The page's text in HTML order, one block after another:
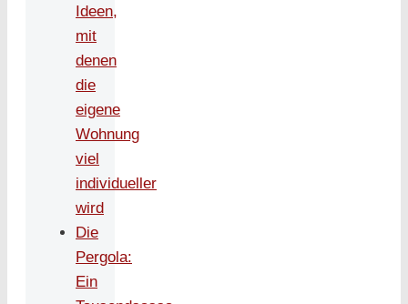
Ideen,
mit
denen
die
eigene
Wohnung
viel
individueller
wird
Die
Pergola:
Ein